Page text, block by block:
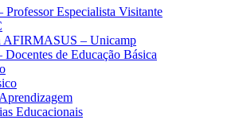
Professor Especialista Visitante
AFIRMASUS – Unicamp
Docentes de Educação Básica
Educacionais